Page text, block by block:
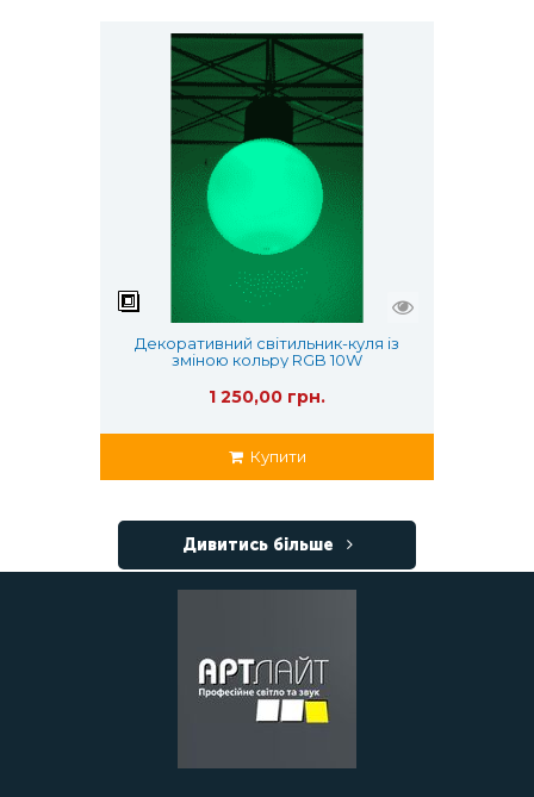
Декоративний світильник-куля із
зміною кольру RGB 10W
1 250,00 грн.
Купити
Дивитись більше